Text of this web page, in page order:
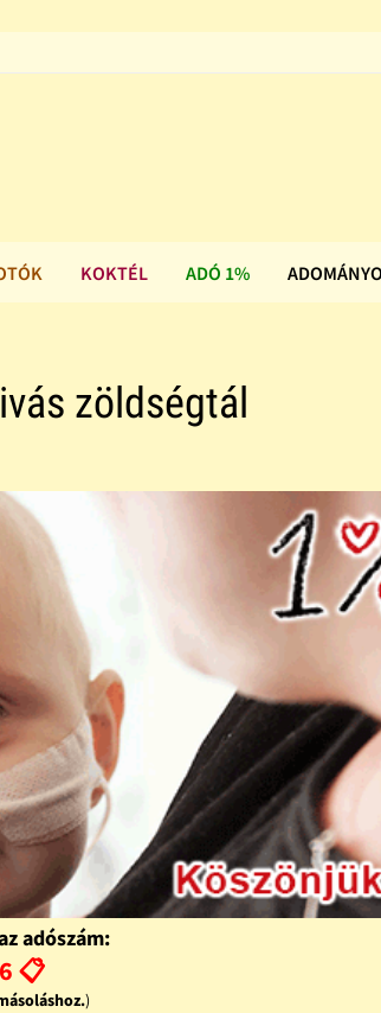
KOKTÉL ADÓ 1%
zöldségtál
adószám:
📋
)